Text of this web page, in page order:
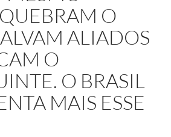
O
ALIADOS
O
O BRASIL
MAIS ESSE